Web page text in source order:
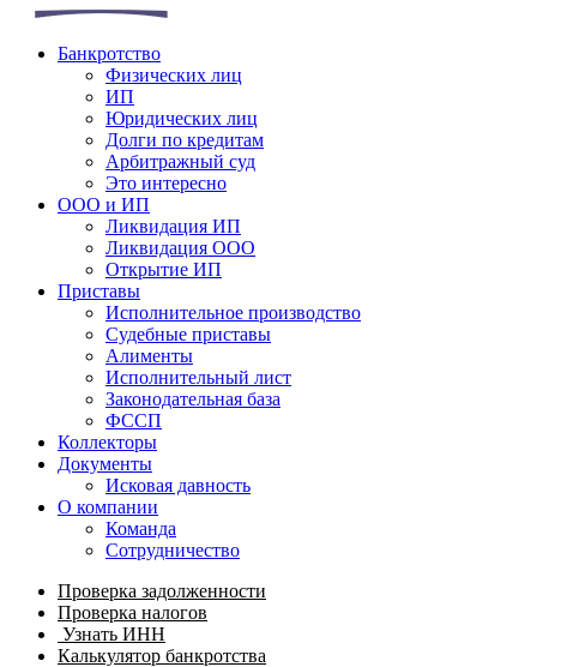
Банкротство
Физических лиц
ИП
Юридических лиц
Долги по кредитам
Арбитражный суд
Это интересно
ООО и ИП
Ликвидация ИП
Ликвидация ООО
Открытие ИП
Приставы
Исполнительное производство
Судебные приставы
Алименты
Исполнительный лист
Законодательная база
ФССП
Коллекторы
Документы
Исковая давность
О компании
Команда
Сотрудничество
Проверка задолженности
Проверка налогов
Узнать ИНН
Калькулятор банкротства